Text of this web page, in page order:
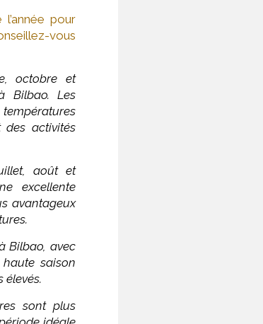
pour
vous
octobre et
Bilbao. Les
des activités
août et
excellente
avantageux
Bilbao, avec
haute saison
élevés.
sont plus